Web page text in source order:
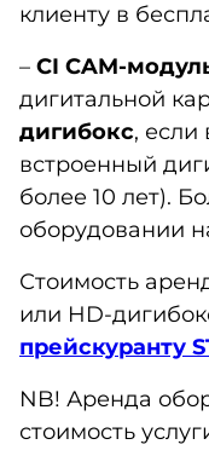
клиенту в
– CI CAM-
дигитальной
дигибокс, если
встроенный
более 10 лет).
оборудовании
Стоимость
или HD-
прейскуранту
NB! Аренда
стоимость